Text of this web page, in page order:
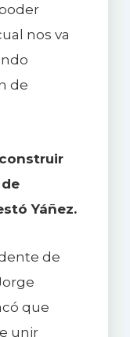
nos va
de
Yáñez.
de
que
unir